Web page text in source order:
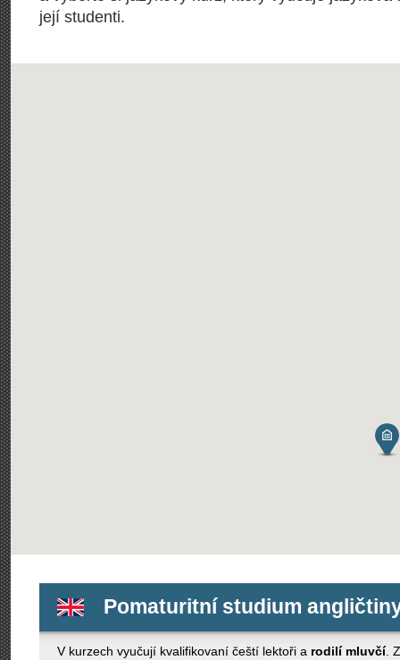
její studenti.
Pomaturitní studium
V kurzech vyučují kvalifikovaní čeští lektoři a rodilí mluvčí.